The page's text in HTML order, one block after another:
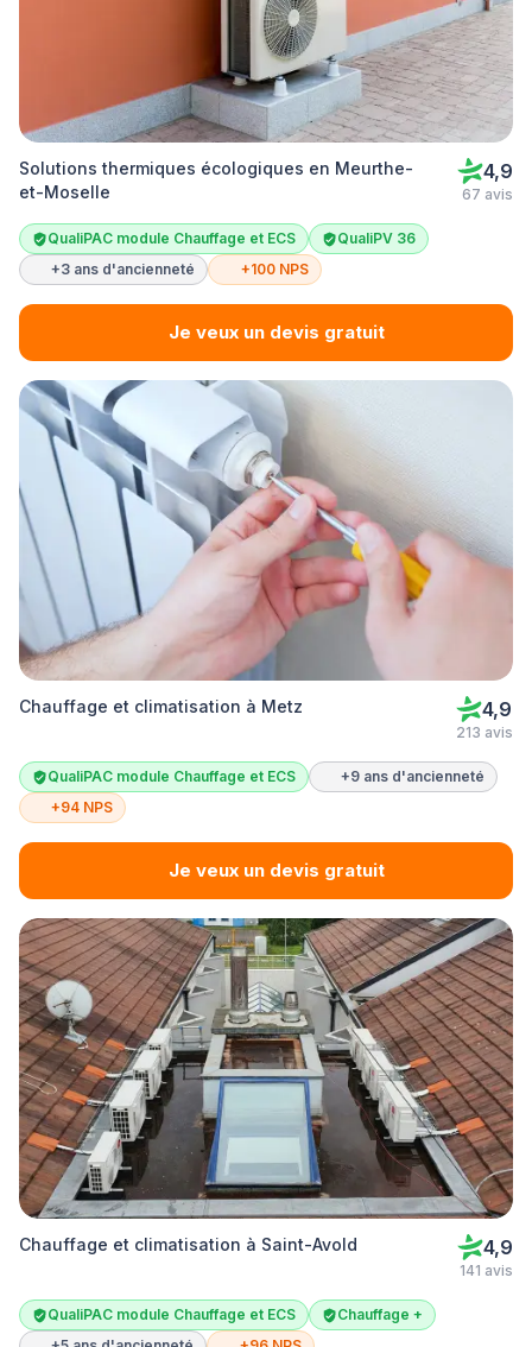
Solutions thermiques écologiques en Meurthe-
et-Moselle
4,9
67 avis
QualiPAC module Chauffage et ECS
QualiPV 36
+3 ans d'ancienneté
+100 NPS
Je veux un devis gratuit
Chauffage et climatisation à Metz 4,9
213 avis
QualiPAC module Chauffage et ECS
+9 ans d'ancienneté
+94 NPS
Je veux un devis gratuit
Chauffage et climatisation à Saint-Avold 4,9
141 avis
QualiPAC module Chauffage et ECS
Chauffage +